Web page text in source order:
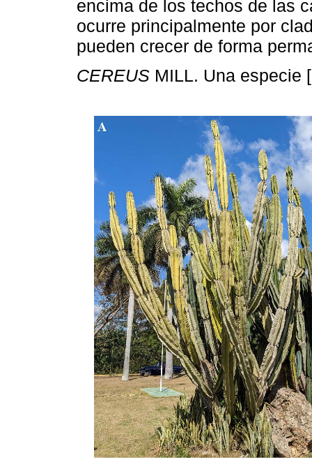
encima de los techos de las
ocurre principalmente por
pueden crecer de forma
CEREUS MILL. Una especie